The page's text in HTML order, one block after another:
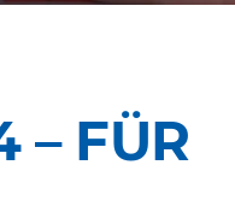
FÜR U